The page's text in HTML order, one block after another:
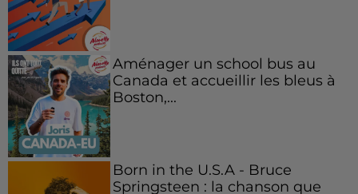
Aménager un school bus au
Canada et accueillir les bleus à
Boston,...
Born in the U.S.A - Bruce
Springsteen : la chanson que